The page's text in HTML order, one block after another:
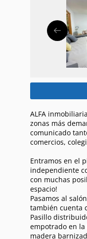
ALFA
zonas más
comunicado
comercios,
Entramos en el
independiente
con muchas
espacio!
Pasamos al
también cuenta
Pasillo
empotrado en
madera